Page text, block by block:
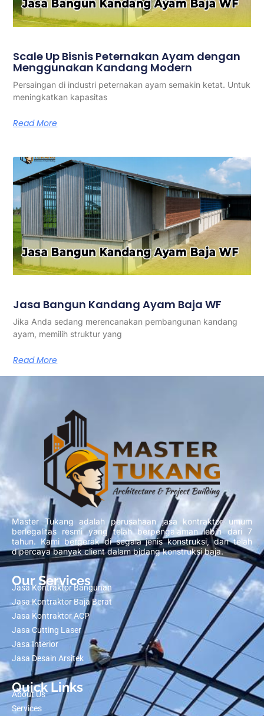
Scale Up Bisnis Peternakan Ayam dengan
Menggunakan Kandang Modern
Persaingan di industri peternakan ayam semakin ketat. Untuk
meningkatkan kapasitas
Read More
Jasa Bangun Kandang Ayam Baja WF
Jika Anda sedang merencanakan pembangunan kandang
ayam, memilih struktur yang
Read More
Master Tukang adalah perusahaan jasa kontraktor umum
berlegalitas resmi yang telah berpengalaman lebih dari 7
tahun. Kami bergerak di segala jenis konstruksi, dan telah
dipercaya banyak client dalam bidang konstruksi baja.
Our Services
Jasa Kontraktor Bangunan
Jasa Kontraktor Baja Berat
Jasa Kontraktor ACP
Jasa Cutting Laser
Jasa Interior
Jasa Desain Arsitek
Quick Links
About Us
Services